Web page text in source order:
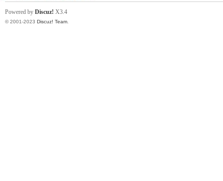
Powered by Discuz! X3.4
© 2001-2023 Discuz! Team